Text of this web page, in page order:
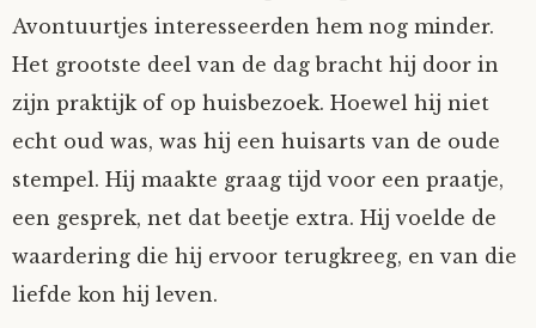
Tim-
Vorrion
Vrolijke Dondersteen
Zofianina
Avontuurtjes interesseerden hem nog minder.
Het grootste deel van de dag bracht hij door in
zijn praktijk of op huisbezoek. Hoewel hij niet
echt oud was, was hij een huisarts van de oude
stempel. Hij maakte graag tijd voor een praatje,
een gesprek, net dat beetje extra. Hij voelde de
waardering die hij ervoor terugkreeg, en van die
liefde kon hij leven.